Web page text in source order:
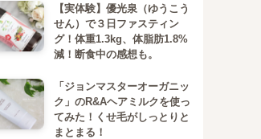
【実体験】優光泉（ゆうこう
せん）で３日ファスティン
グ！体重1.3kg、体脂肪1.8%
減！断食中の感想も。
「ジョンマスターオーガニッ
ク」のR&Aヘアミルクを使っ
てみた！くせ毛がしっとりと
まとまる！